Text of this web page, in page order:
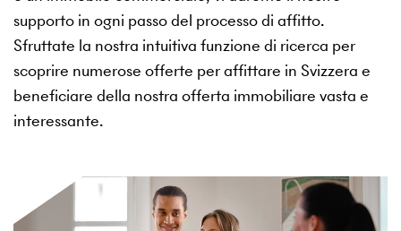
supporto in ogni passo del processo di affitto.
Sfruttate la nostra intuitiva funzione di ricerca per
scoprire numerose offerte per affittare in Svizzera e
beneficiare della nostra offerta immobiliare vasta e
interessante.